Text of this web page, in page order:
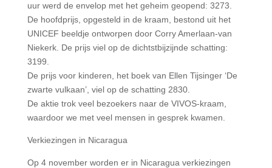
uur werd de envelop met het geheim geopend: 3273.
De hoofdprijs, opgesteld in de kraam, bestond uit het
UNICEF beeldje ontworpen door Corry Amerlaan-van
Niekerk. De prijs viel op de dichtstbijzijnde schatting:
3199.
De prijs voor kinderen, het boek van Ellen Tijsinger ‘De
zwarte vulkaan’, viel op de schatting 2830.
De aktie trok veel bezoekers naar de VIVOS-kraam,
waardoor we met veel mensen in gesprek kwamen.
Verkiezingen in Nicaragua
Op 4 november worden er in Nicaragua verkiezingen